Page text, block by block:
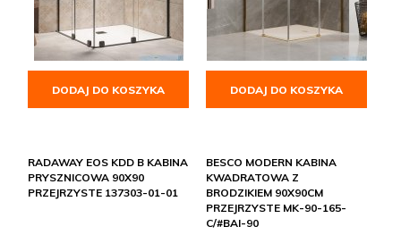
DODAJ DO KOSZYKA DODAJ DO KOSZYKA
RADAWAY EOS KDD B KABINA
PRYSZNICOWA 90X90
PRZEJRZYSTE 137303-01-01
BESCO MODERN KABINA
KWADRATOWA Z
BRODZIKIEM 90X90CM
PRZEJRZYSTE MK-90-165-
C/#BAI-90